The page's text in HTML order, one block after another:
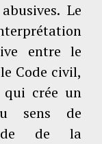
Le
entre le
Code civil,
qui crée un
sens de
de la